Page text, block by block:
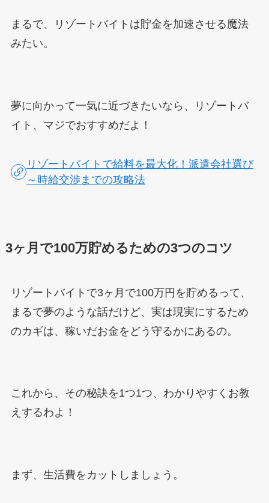
まるで、リゾートバイトは貯金を加速させる魔法
みたい。
夢に向かって一気に近づきたいなら、リゾートバ
イト、マジでおすすめだよ！
リゾートバイトで給料を最大化！派遣会社選び
～時給交渉までの攻略法
3ヶ月で100万貯めるための3つのコツ
リゾートバイトで3ヶ月で100万円を貯めるって、
まるで夢のような話だけど、実は現実にするため
のカギは、稼いだお金をどう守るかにあるの。
これから、その秘訣を1つ1つ、わかりやすくお教
えするわよ！
まず、生活費をカットしましょう。